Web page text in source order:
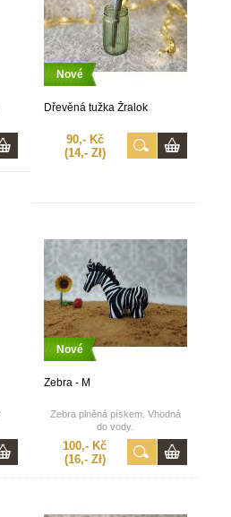
Nové
Dřevěná tužka Žralok
90,- Kč
(14,- Zł)
Nové
Zebra - M
Zebra plněná pískem. Vhodná
do vody.
100,- Kč
(16,- Zł)